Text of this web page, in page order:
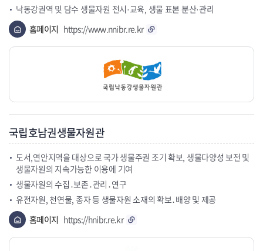
낙동강권역 및 담수 생물자원 전시·교육, 생물 표본 분산·관리
홈페이지 https://www.nnibr.re.kr
국립호남권생물자원관
도서,연안지역을 대상으로 국가 생물주권 조기 확보, 생물다양성 보전 및
생물자원의 지속가능한 이용에 기여
생물자원의 수집․보존․관리․연구
유전자원, 천연물, 종자 등 생물자원 소재의 확보․배양 및 제공
홈페이지 https://hnibr.re.kr